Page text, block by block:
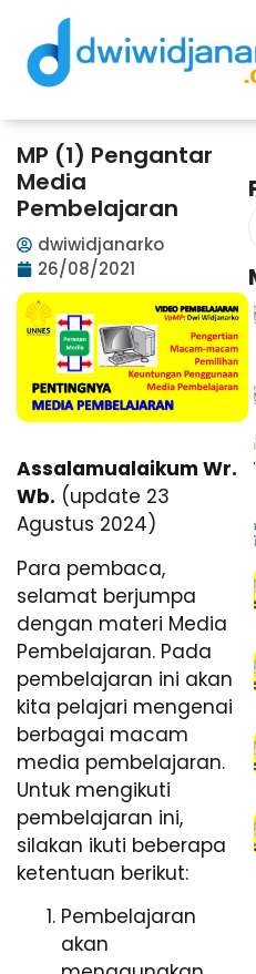
MP (1) Pengantar
Media
Pembelajaran
dwiwidjanarko
26/08/2021
Assalamualaikum Wr.
Wb. (update 23
Agustus 2024)
Para pembaca,
selamat berjumpa
dengan materi Media
Pembelajaran. Pada
pembelajaran ini akan
kita pelajari mengenai
berbagai macam
media pembelajaran.
Untuk mengikuti
pembelajaran ini,
silakan ikuti beberapa
ketentuan berikut:
Pembelajaran
akan